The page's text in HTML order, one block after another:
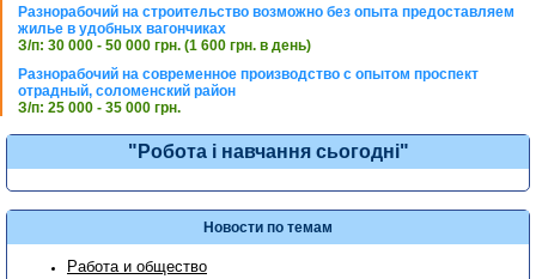
Разнорабочий на строительство возможно без опыта предоставляем
жилье в удобных вагончиках
З/п: 30 000 - 50 000 грн. (1 600 грн. в день)
Разнорабочий на современное производство с опытом проспект
отрадный, соломенский район
З/п: 25 000 - 35 000 грн.
"Робота і навчання сьогодні"
Новости по темам
Работа и общество